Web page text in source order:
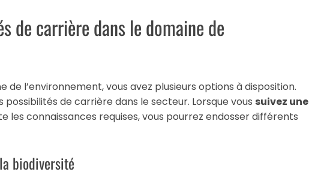
de carrière dans le domaine de
de l’environnement, vous avez plusieurs options à disposition.
de carrière dans le secteur. Lorsque vous suivez une
les connaissances requises, vous pourrez endosser différents
biodiversité